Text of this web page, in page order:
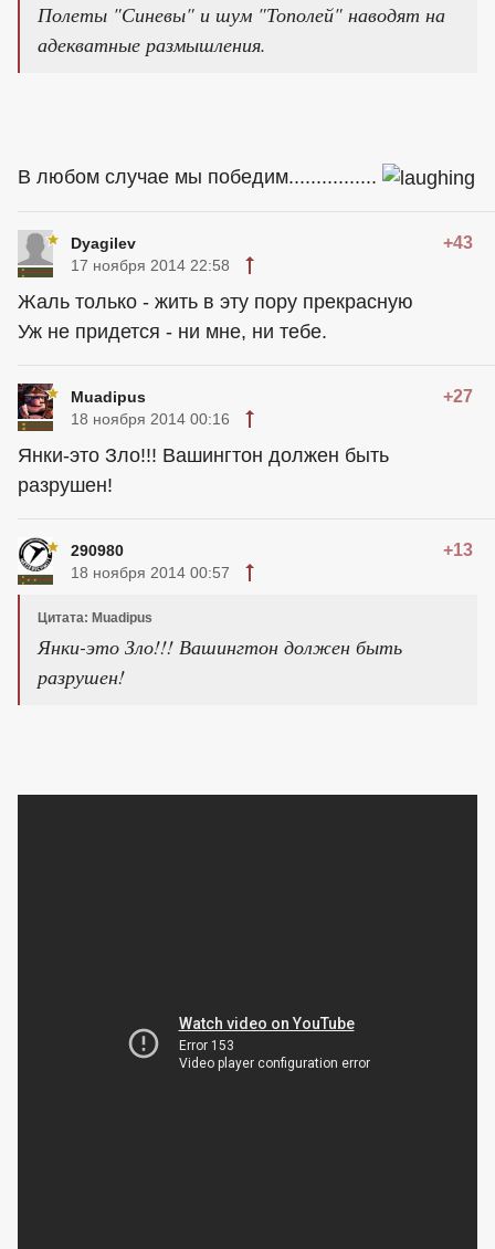
Полеты "Синевы" и шум "Тополей" наводят на
адекватные размышления.
В любом случае мы победим................
Dyagilev +43
17 ноября 2014 22:58
Жаль только - жить в эту пору прекрасную
Уж не придется - ни мне, ни тебе.
Muadipus +27
18 ноября 2014 00:16
Янки-это Зло!!! Вашингтон должен быть
разрушен!
290980 +13
18 ноября 2014 00:57
Цитата: Muadipus
Янки-это Зло!!! Вашингтон должен быть
разрушен!